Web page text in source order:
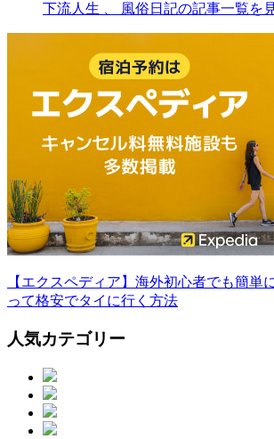
下流人生 、 風俗日記の記事一覧を
【エクスペディア】海外初心者でも簡単
って格安でタイに行く方法
人気カテゴリー